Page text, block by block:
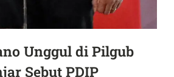
Unggul di Pilgub
Sebut PDIP